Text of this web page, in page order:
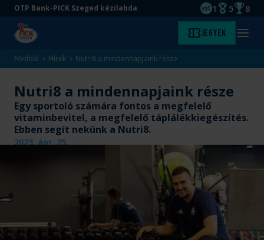
Ugrás
tartalomra
Ugrás
aljára
OTP Bank-PICK Szeged kézilabda
EHF
1
Magyar
5 8
Kezdőlap Jegyek Menü
Főoldal Hírek Nutri8 a mindennapjaink része
Nutri8 a mindennapjaink része
Egy sportoló számára fontos a megfelelő
vitaminbevitel, a megfelelő táplálékkiegészítés.
Ebben segít nekünk a Nutri8.
2023. ápr. 25.